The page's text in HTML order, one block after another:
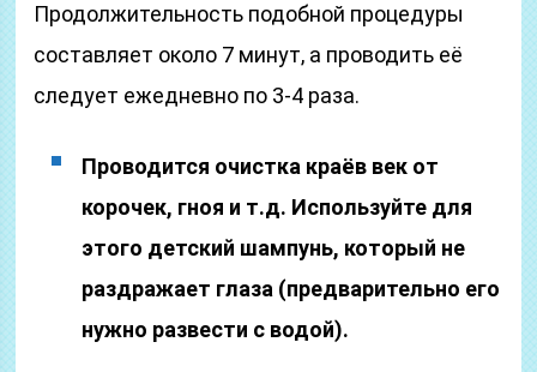
Продолжительность подобной процедуры
составляет около 7 минут, а проводить её
следует ежедневно по 3-4 раза.
Проводится очистка краёв век от
корочек, гноя и т.д. Используйте для
этого детский шампунь, который не
раздражает глаза (предварительно его
нужно развести с водой).